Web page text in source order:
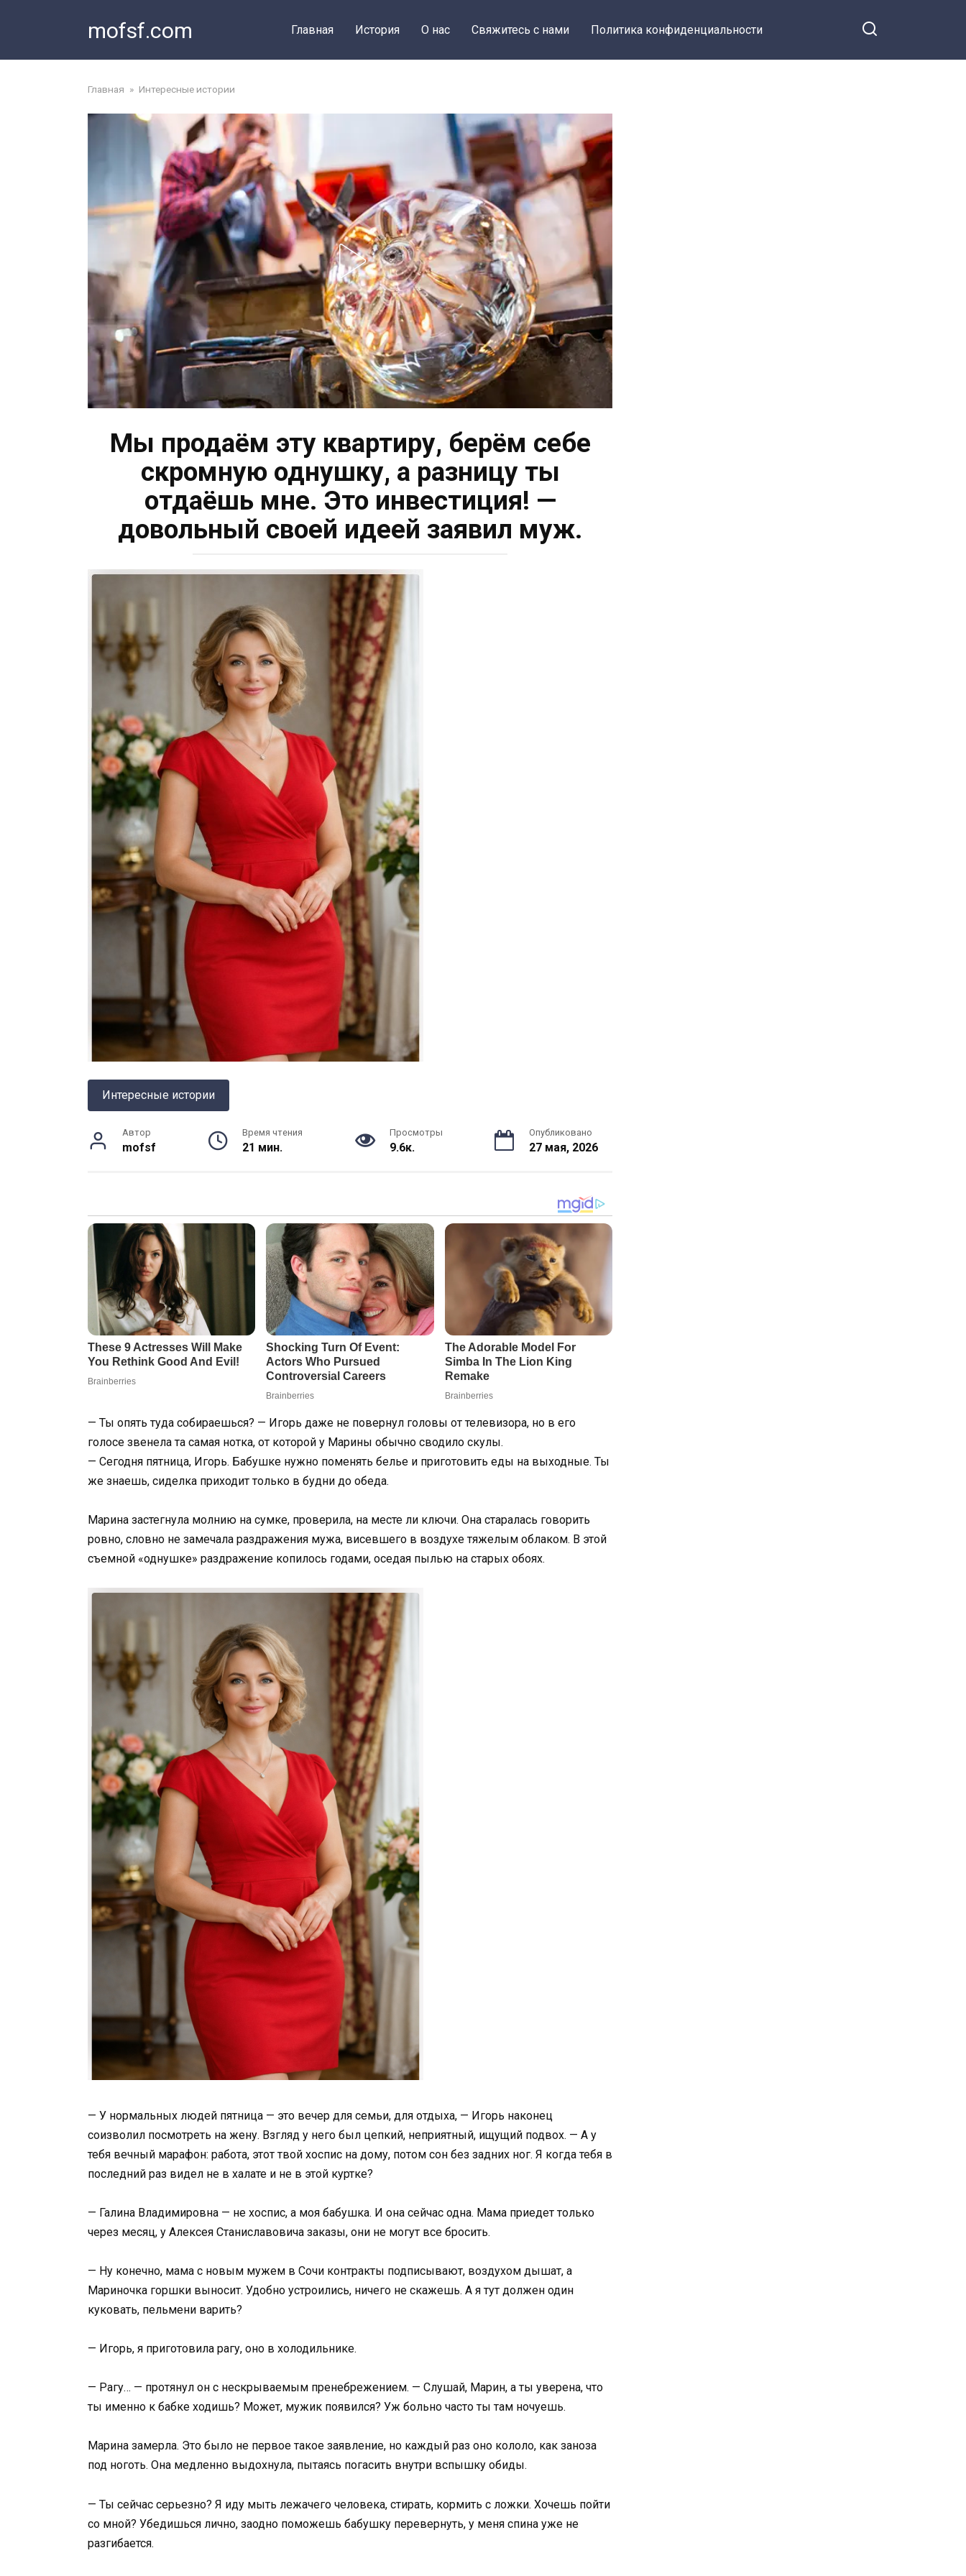
mofsf.com Главная История О нас Свяжитесь с нами Политика конфиденциальности
Главная » Интересные истории
Мы продаём эту квартиру, берём себе
скромную однушку, а разницу ты
отдаёшь мне. Это инвестиция! —
довольный своей идеей заявил муж.
Интересные истории
Автор
mofsf
Время чтения
21 мин.
Просмотры
9.6к.
Опубликовано
27 мая, 2026
— Ты опять туда собираешься? — Игорь даже не повернул головы от телевизора, но в его
голосе звенела та самая нотка, от которой у Марины обычно сводило скулы.
— Сегодня пятница, Игорь. Бабушке нужно поменять белье и приготовить еды на выходные. Ты
же знаешь, сиделка приходит только в будни до обеда.
Марина застегнула молнию на сумке, проверила, на месте ли ключи. Она старалась говорить
ровно, словно не замечала раздражения мужа, висевшего в воздухе тяжелым облаком. В этой
съемной «однушке» раздражение копилось годами, оседая пылью на старых обоях.
— У нормальных людей пятница — это вечер для семьи, для отдыха, — Игорь наконец
соизволил посмотреть на жену. Взгляд у него был цепкий, неприятный, ищущий подвох. — А у
тебя вечный марафон: работа, этот твой хоспис на дому, потом сон без задних ног. Я когда тебя в
последний раз видел не в халате и не в этой куртке?
— Галина Владимировна — не хоспис, а моя бабушка. И она сейчас одна. Мама приедет только
через месяц, у Алексея Станиславовича заказы, они не могут все бросить.
— Ну конечно, мама с новым мужем в Сочи контракты подписывают, воздухом дышат, а
Мариночка горшки выносит. Удобно устроились, ничего не скажешь. А я тут должен один
куковать, пельмени варить?
— Игорь, я приготовила рагу, оно в холодильнике.
— Рагу… — протянул он с нескрываемым пренебрежением. — Слушай, Марин, а ты уверена, что
ты именно к бабке ходишь? Может, мужик появился? Уж больно часто ты там ночуешь.
Марина замерла. Это было не первое такое заявление, но каждый раз оно кололо, как заноза
под ноготь. Она медленно выдохнула, пытаясь погасить внутри вспышку обиды.
— Ты сейчас серьезно? Я иду мыть лежачего человека, стирать, кормить с ложки. Хочешь пойти
со мной? Убедишься лично, заодно поможешь бабушку перевернуть, у меня спина уже не
разгибается.